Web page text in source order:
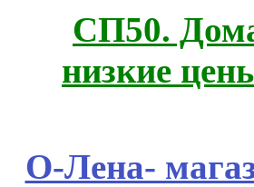
СП50.
низкие
О-Лена-